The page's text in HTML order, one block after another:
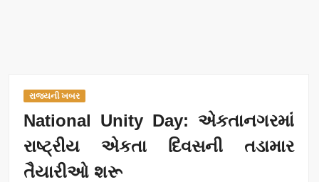
રાજ્યની ખબર
National Unity Day: એકતાનગરમાં
રાષ્ટ્રીય એકતા દિવસની તડામાર
તૈયારીઓ શરૂ